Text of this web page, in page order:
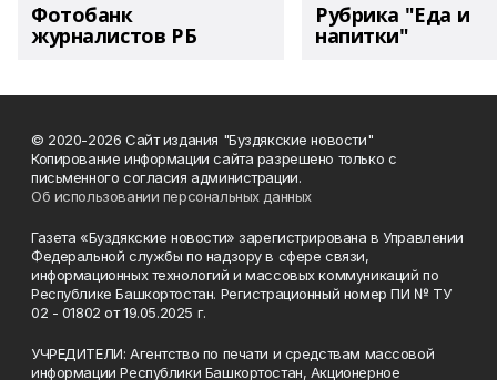
Фотобанк
журналистов РБ
Рубрика "Еда и
напитки"
© 2020-2026 Сайт издания "Буздякские новости"
Копирование информации сайта разрешено только с
письменного согласия администрации.
Об использовании персональных данных
Газета «Буздякские новости» зарегистрирована в Управлении
Федеральной службы по надзору в сфере связи,
информационных технологий и массовых коммуникаций по
Республике Башкортостан. Регистрационный номер ПИ № ТУ
02 - 01802 от 19.05.2025 г.
УЧРЕДИТЕЛИ: Агентство по печати и средствам массовой
информации Республики Башкортостан, Акционерное